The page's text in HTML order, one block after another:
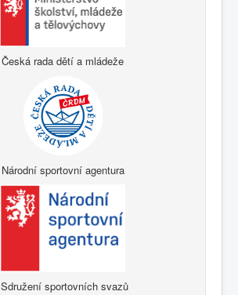
Česká rada dětí a mládeže
Národní sportovní agentura
Sdružení sportovních svazů